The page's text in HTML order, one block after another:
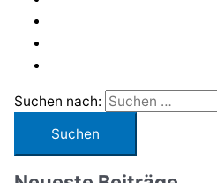
Suchen nach: